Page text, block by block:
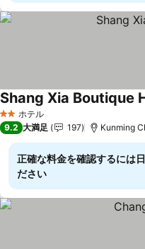
2 ホテルのランク
ホテル
Shang Xia Boutique
9.2 大満足 197 Kunming
正確な料金を確認するには
ださい